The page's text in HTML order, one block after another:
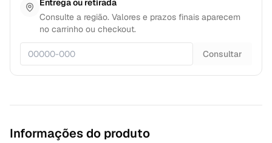
Entrega ou retirada
Consulte a região. Valores e prazos finais aparecem
no carrinho ou checkout.
Consultar
Informações do produto